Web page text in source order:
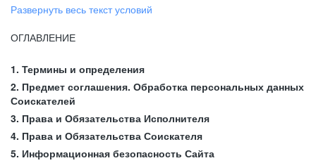
Развернуть весь текст условий
ОГЛАВЛЕНИЕ
1. Термины и определения
2. Предмет соглашения. Обработка персональных данных
Соискателей
3. Права и Обязательства Исполнителя
4. Права и Обязательства Соискателя
5. Информационная безопасность Сайта